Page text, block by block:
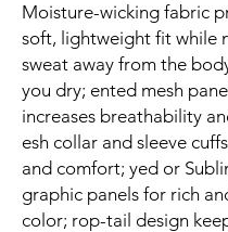
Moisture-wicking fabric
soft, lightweight fit while
sweat away from the
you dry; ented mesh
increases breathability
esh collar and sleeve
and comfort; yed or
graphic panels for rich
color; rop-tail design